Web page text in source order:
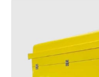
Línea Carpintería Metálica
Línea Fibra de Vidrio